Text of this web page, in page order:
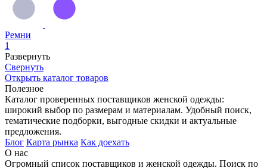
Ремни
1
Развернуть
Свернуть
Открыть каталог товаров
Полезное
Каталог проверенных поставщиков женской одежды:
широкий выбор по размерам и материалам. Удобный поиск,
тематические подборки, выгодные скидки и актуальные
предложения.
Блог Карта рынка Как доехать
О нас
Огромный список поставщиков и женской одежды. Поиск по